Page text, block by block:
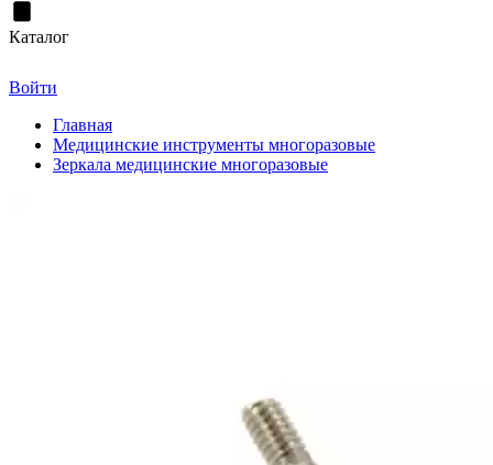
Каталог
Войти
Главная
Медицинские инструменты многоразовые
Зеркала медицинские многоразовые